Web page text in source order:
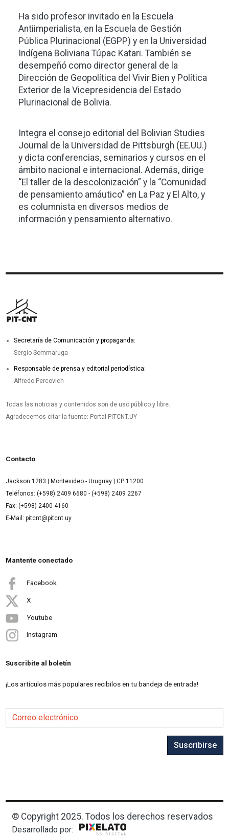
Ha sido profesor invitado en la Escuela
Antiimperialista, en la Escuela de Gestión
Pública Plurinacional (EGPP) y en la Universidad
Indígena Boliviana Túpac Katari. También se
desempeñó como director general de la
Dirección de Geopolítica del Vivir Bien y Política
Exterior de la Vicepresidencia del Estado
Plurinacional de Bolivia.
Integra el consejo editorial del Bolivian Studies
Journal de la Universidad de Pittsburgh (EE.UU.)
y dicta conferencias, seminarios y cursos en el
ámbito nacional e internacional. Además, dirige
“El taller de la descolonización” y la “Comunidad
de pensamiento amáutico” en La Paz y El Alto, y
es columnista en diversos medios de
información y pensamiento alternativo.
Secretaría de Comunicación y propaganda:
Sergio Sommaruga
Responsable de prensa y editorial periodística:
Alfredo Percovich
Todas las noticias y contenidos son de uso público y libre.
Agradecemos citar la fuente: Portal PITCNT.UY
Contacto
Jackson 1283 | Montevideo - Uruguay | CP 11200
Teléfonos: (+598) 2409 6680 - (+598) 2409 2267
Fax: (+598) 2400 4160
E-Mail: pitcnt@pitcnt.uy
Mantente conectado
Facebook
X
Youtube
Instagram
Suscribite al boletín
¡Los artículos más populares recibilos en tu bandeja de entrada!
Correo electrónico
Suscribirse
© Copyright 2025. Todos los derechos reservados
Desarrollado por: